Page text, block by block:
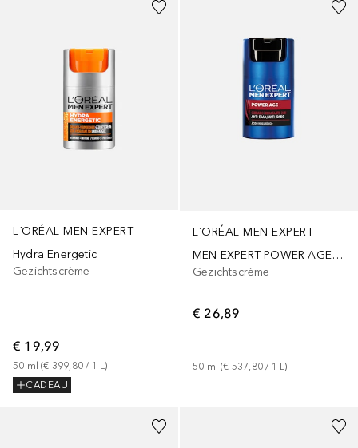
L´ORÉAL MEN EXPERT
Hydra Energetic
Gezichtscrème
€ 19,99
50 ml (€ 399,80 / 1 L)
CADEAU
L´ORÉAL MEN EXPERT
MEN EXPERT POWER AGE anti-aging crème met hyaluronzuur
Gezichtscrème
€ 26,89
50 ml (€ 537,80 / 1 L)